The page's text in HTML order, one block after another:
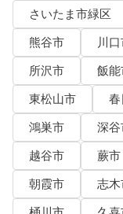
さいたま市緑区
熊谷市
川
所沢市
飯能
東松山市
春
鴻巣市
深谷
越谷市
蕨市
朝霞市
志木